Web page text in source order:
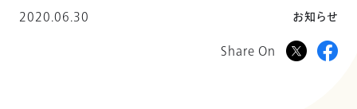
2020.06.30 お知らせ
Share On